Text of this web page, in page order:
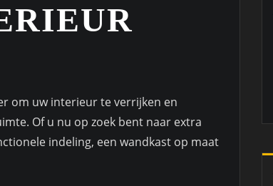
om uw interieur te verrijken en
Of u nu op zoek bent naar extra
indeling, een wandkast op maat